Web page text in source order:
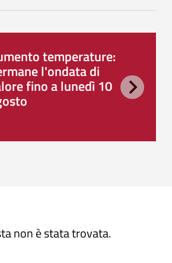
temperature:
l'ondata di
fino a lunedì 10
non è stata trovata.